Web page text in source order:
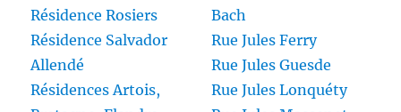
Résidence Rosiers
Résidence Salvador
Allendé
Résidences Artois,
Bach
Rue Jules Ferry
Rue Jules Guesde
Rue Jules Lonquéty